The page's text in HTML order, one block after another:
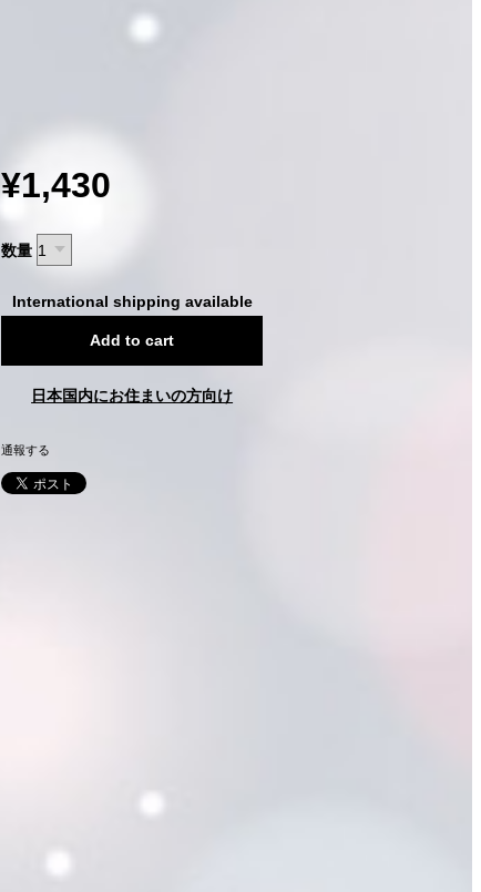
¥1,430
数量
International shipping available
Add to cart
日本国内にお住まいの方向け
通報する